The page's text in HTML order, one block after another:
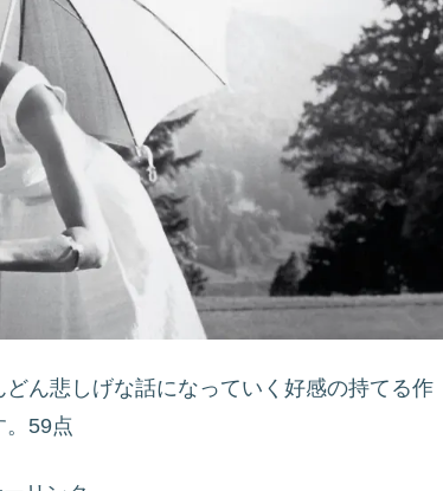
ん悲しげな話になっていく好感の持てる作
59点